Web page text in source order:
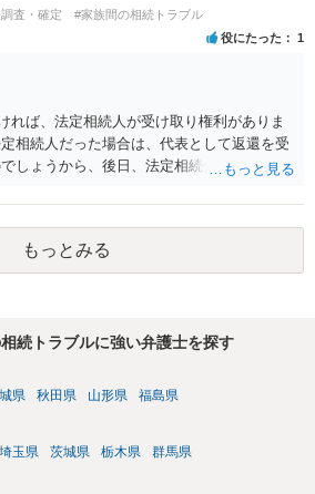
査・確定 #家族間の相続トラブル
役にたった 1
れば、法定相続人が受け取り権利がありま
相続人だった場合は、代表として返還を受
しょうから、後日、法定相続分に基づいて
もっとみる
続トラブルに強い弁護士を探す
県 秋田県 山形県 福島県
埼玉県 茨城県 栃木県 群馬県